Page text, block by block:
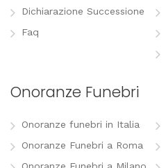
Dichiarazione Successione
Faq
Onoranze Funebri
Onoranze funebri in Italia
Onoranze Funebri a Roma